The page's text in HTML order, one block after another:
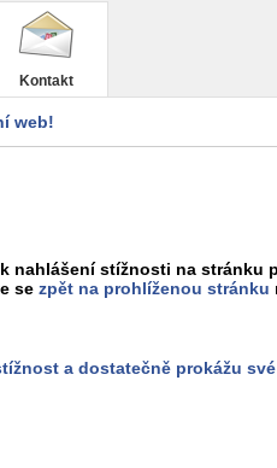
Kontakt
web!
nahlášení stížnosti na stránku
se zpět na prohlíženou stránku
a dostatečně prokážu